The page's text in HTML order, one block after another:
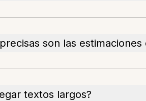
son las estimaciones
textos largos?